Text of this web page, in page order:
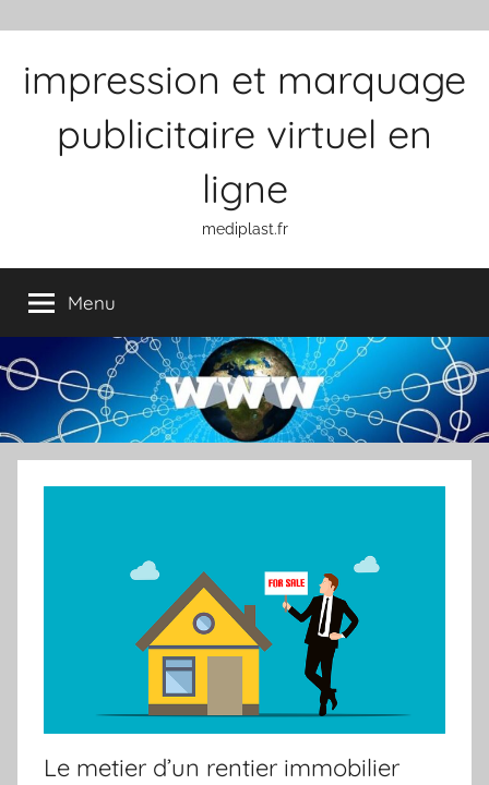
impression et marquage
publicitaire virtuel en
ligne
mediplast.fr
Menu
Le metier d’un rentier immobilier